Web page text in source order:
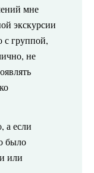
мне
экскурсии
с группой,
не
а если
было
или